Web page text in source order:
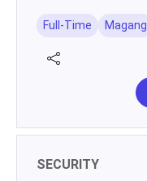
Full-Time Magang
SECURITY